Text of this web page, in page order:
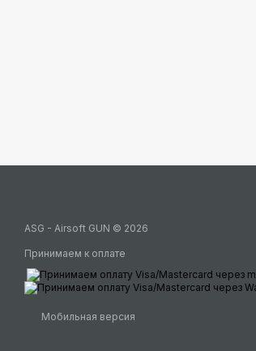
ASG - Airsoft GUN © 2026
Принимаем к оплате
Мобильная версия